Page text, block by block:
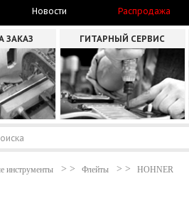
Новости Распродажа
ЗАКАЗ ГИТАРНЫЙ СЕРВИС
инструменты Флейты HOHNER